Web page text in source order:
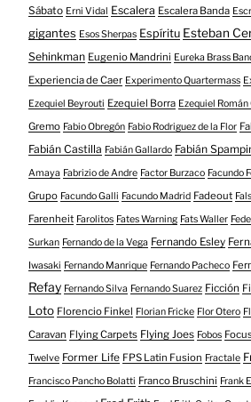
Sábato Erni Vidal Escalera Escalera Banda
gigantes Esos Sherpas Espíritu Esteban
Sehinkman Eugenio Mandrini Eureka Brass
Experiencia de Caer Experimento Quartermass
Ezequiel Beyrouti Ezequiel Borra Ezequiel Román
Gremo Fabio Obregón Fabio Rodriguez de la Flor
Fabián Castilla Fabián Gallardo Fabián
Amaya Fabrizio de Andre Factor Burzaco Facundo
Grupo Facundo Galli Facundo Madrid Fadeout
Farenheit Farolitos Fates Warning Fats Waller
Surkan Fernando de la Vega Fernando Esley
Iwasaki Fernando Manrique Fernando Pacheco
Refay Fernando Silva Fernando Suarez Ficción
Loto Florencio Finkel Florian Fricke Flor Otero
Caravan Flying Carpets Flying Joes Fobos
Twelve Former Life FPS Latin Fusion Fractale
Francisco Pancho Bolatti Franco Bruschini Frank